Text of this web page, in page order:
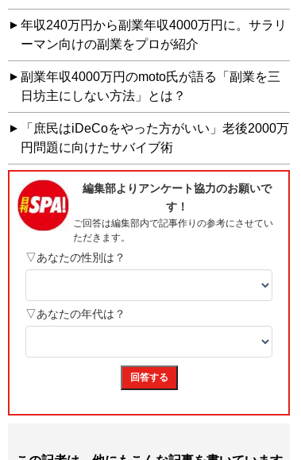
年収240万円から副業年収4000万円に。サラリ
ーマン向けの副業をプロが紹介
副業年収4000万円のmoto氏が語る「副業を三
日坊主にしない方法」とは？
「庶民はiDeCoをやった方がいい」老後2000万
円問題に向けたサバイブ術